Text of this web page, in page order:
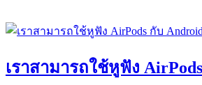
เราสามารถใช้หูฟัง